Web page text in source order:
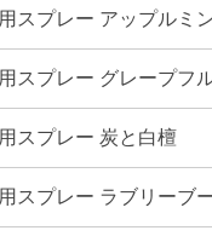
スプレー アップルミ
スプレー グレープフ
スプレー 炭と白檀
スプレー ラブリーブ